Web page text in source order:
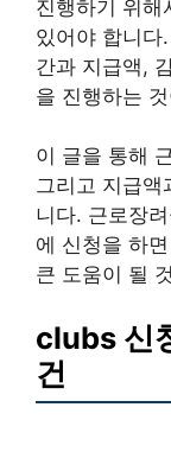
진행하기 위해
있어야 합니다
간과 지급액,
을 진행하는
이 글을 통해
그리고 지급액
니다. 근로장
에 신청을 하
큰 도움이 될
clubs 신
건